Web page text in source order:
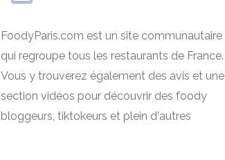
FoodyParis.com est un site communautaire
qui regroupe tous les restaurants de France.
Vous y trouverez également des avis et une
section vidéos pour découvrir des foody
bloggeurs, tiktokeurs et plein d'autres